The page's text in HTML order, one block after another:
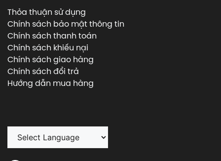
Thỏa thuận sử dụng
Chính sách bảo mật thông tin
Chính sách thanh toán
Chính sách khiếu nại
Chính sách giao hàng
Chính sách đổi trả
Hướng dẫn mua hàng